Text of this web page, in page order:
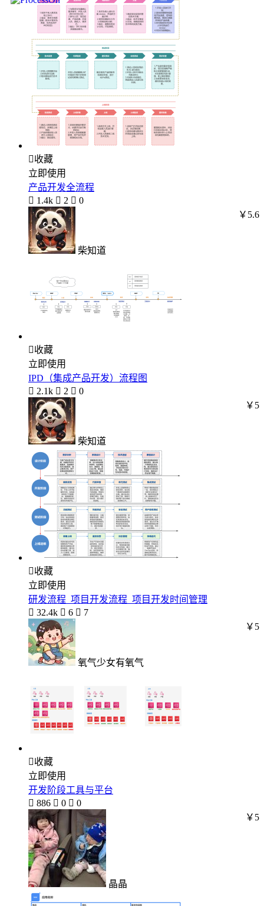
收藏
立即使用
产品开发全流程
 1.4k  2  0
柴知道
￥5.6
收藏
立即使用
IPD（集成产品开发）流程图
 2.1k  2  0
柴知道
￥5
收藏
立即使用
研发流程_项目开发流程_项目开发时间管理
 32.4k  6  7
氧气少女有氧气
￥5
收藏
立即使用
开发阶段工具与平台
 886  0  0
晶晶
￥5